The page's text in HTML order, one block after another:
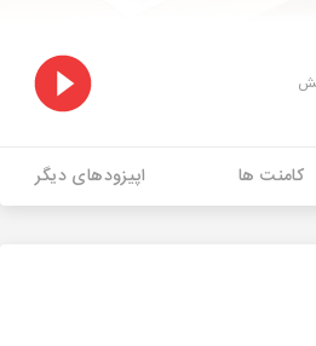
کامنت ها اپیزودهای دیگر